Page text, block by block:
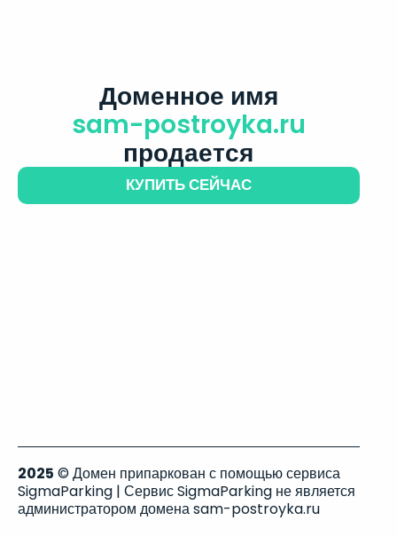
Доменное имя
sam-postroyka.ru
продается
КУПИТЬ СЕЙЧАС
2025 © Домен припаркован с помощью сервиса
SigmaParking | Сервис SigmaParking не является
администратором домена sam-postroyka.ru